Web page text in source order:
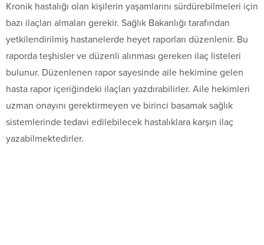
Kronik hastalığı olan kişilerin yaşamlarını sürdürebilmeleri için
bazı ilaçları almaları gerekir. Sağlık Bakanlığı tarafından
yetkilendirilmiş hastanelerde heyet raporları düzenlenir. Bu
raporda teşhisler ve düzenli alınması gereken ilaç listeleri
bulunur. Düzenlenen rapor sayesinde aile hekimine gelen
hasta rapor içeriğindeki ilaçları yazdırabilirler. Aile hekimleri
uzman onayını gerektirmeyen ve birinci basamak sağlık
sistemlerinde tedavi edilebilecek hastalıklara karşın ilaç
yazabilmektedirler.